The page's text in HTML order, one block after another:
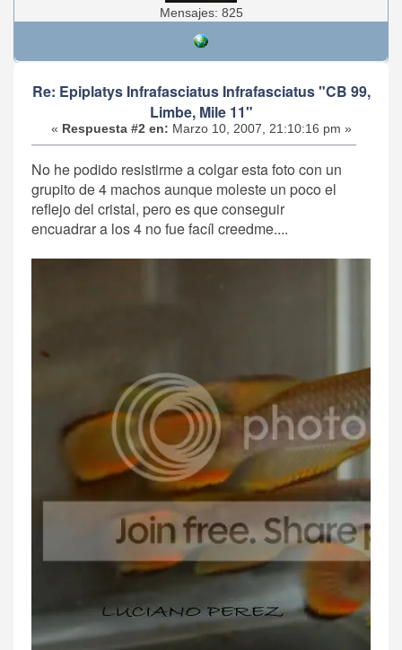
Mensajes: 825
Re: Epiplatys Infrafasciatus Infrafasciatus "CB 99,
Limbe, Mile 11"
« Respuesta #2 en: Marzo 10, 2007, 21:10:16 pm »
No he podido resistirme a colgar esta foto con un
grupito de 4 machos aunque moleste un poco el
reflejo del cristal, pero es que conseguir
encuadrar a los 4 no fue facíl creedme....